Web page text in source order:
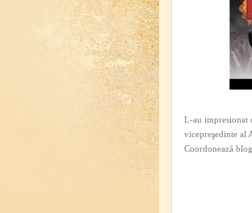
L-au impresionat
vicepreşedinte al
Coordonează